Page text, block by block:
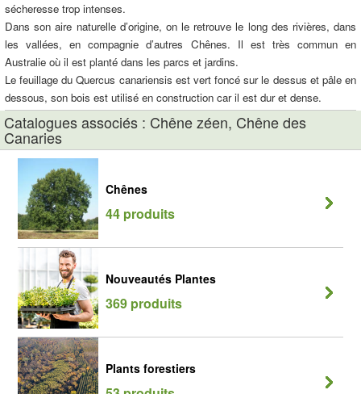
sécheresse trop intenses.
Dans son aire naturelle d’origine, on le retrouve le long des rivières, dans
les vallées, en compagnie d’autres Chênes. Il est très commun en
Australie où il est planté dans les parcs et jardins.
Le feuillage du Quercus canariensis est vert foncé sur le dessus et pâle en
dessous, son bois est utilisé en construction car il est dur et dense.
Catalogues associés : Chêne zéen, Chêne des
Canaries
Chênes
44 produits
Nouveautés Plantes
369 produits
Plants forestiers